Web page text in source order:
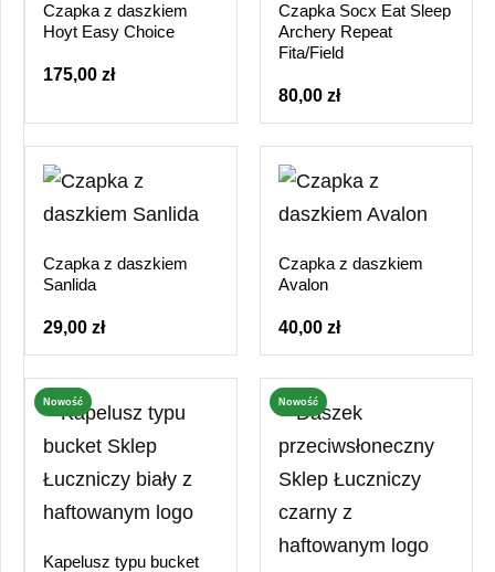
Czapka z daszkiem
Hoyt Easy Choice
175,00 zł
Czapka Socx Eat Sleep
Archery Repeat
Fita/Field
80,00 zł
Czapka z daszkiem
Sanlida
29,00 zł
Czapka z daszkiem
Avalon
40,00 zł
Nowość
Kapelusz typu bucket
Nowość